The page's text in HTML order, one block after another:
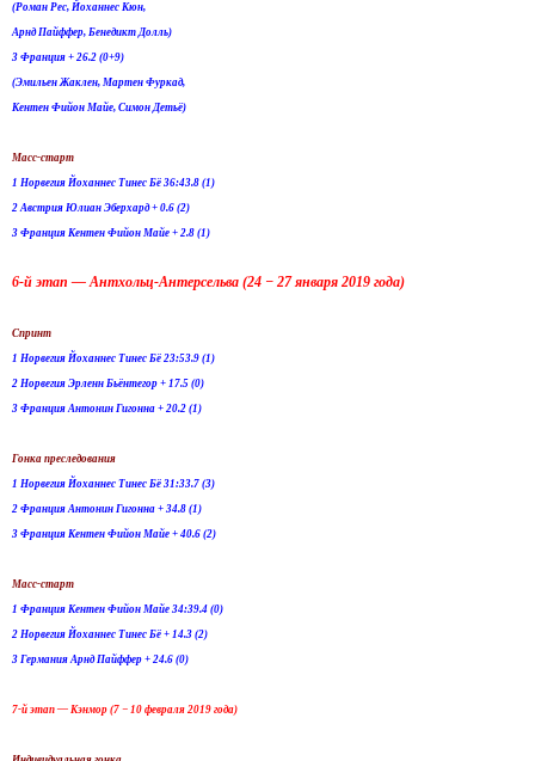
(Роман Рес, Йоханнес Кюн,
Арнд Пайффер, Бенедикт Долль)
3 Франция + 26.2 (0+9)
(Эмильен Жаклен, Мартен Фуркад,
Кентен Фийон Майе, Симон Детьё)
Масс-старт
1 Норвегия Йоханнес Тинес Бё 36:43.8 (1)
2 Австрия Юлиан Эберхард + 0.6 (2)
3 Франция Кентен Фийон Майе + 2.8 (1)
6-й этап — Антхольц-Антерсельва (24 − 27 января 2019 года)
Спринт
1 Норвегия Йоханнес Тинес Бё 23:53.9 (1)
2 Норвегия Эрленн Бьёнтегор + 17.5 (0)
3 Франция Антонин Гигонна + 20.2 (1)
Гонка преследования
1 Норвегия Йоханнес Тинес Бё 31:33.7 (3)
2 Франция Антонин Гигонна + 34.8 (1)
3 Франция Кентен Фийон Майе + 40.6 (2)
Масс-старт
1 Франция Кентен Фийон Майе 34:39.4 (0)
2 Норвегия Йоханнес Тинес Бё + 14.3 (2)
3 Германия Арнд Пайффер + 24.6 (0)
7-й этап — Кэнмор (7 − 10 февраля 2019 года)